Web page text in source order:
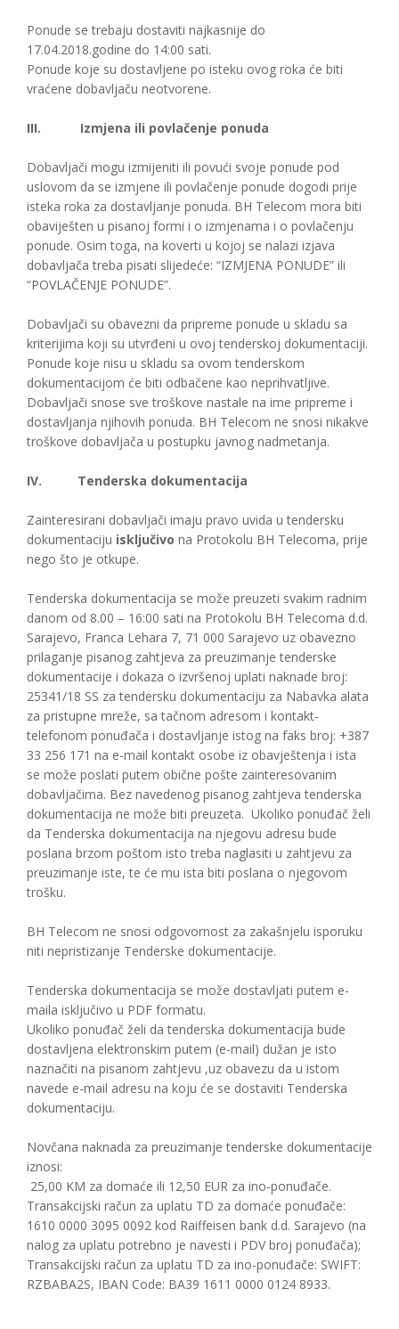
Ponude se trebaju dostaviti najkasnije do
17.04.2018.godine do 14:00 sati.
Ponude koje su dostavljene po isteku ovog roka će biti
vraćene dobavljaču neotvorene.
III. Izmjena ili povlačenje ponuda
Dobavljači mogu izmijeniti ili povući svoje ponude pod
uslovom da se izmjene ili povlačenje ponude dogodi prije
isteka roka za dostavljanje ponuda. BH Telecom mora biti
obaviješten u pisanoj formi i o izmjenama i o povlačenju
ponude. Osim toga, na koverti u kojoj se nalazi izjava
dobavljača treba pisati slijedeće: “IZMJENA PONUDE” ili
“POVLAČENJE PONUDE”.
Dobavljači su obavezni da pripreme ponude u skladu sa
kriterijima koji su utvrđeni u ovoj tenderskoj dokumentaciji.
Ponude koje nisu u skladu sa ovom tenderskom
dokumentacijom će biti odbačene kao neprihvatljive.
Dobavljači snose sve troškove nastale na ime pripreme i
dostavljanja njihovih ponuda. BH Telecom ne snosi nikakve
troškove dobavljača u postupku javnog nadmetanja.
IV. Tenderska dokumentacija
Zainteresirani dobavljači imaju pravo uvida u tendersku
dokumentaciju isključivo na Protokolu BH Telecoma, prije
nego što je otkupe.
Tenderska dokumentacija se može preuzeti svakim radnim
danom od 8.00 – 16:00 sati na Protokolu BH Telecoma d.d.
Sarajevo, Franca Lehara 7, 71 000 Sarajevo uz obavezno
prilaganje pisanog zahtjeva za preuzimanje tenderske
dokumentacije i dokaza o izvršenoj uplati naknade broj:
25341/18 SS za tendersku dokumentaciju za Nabavka alata
za pristupne mreže, sa tačnom adresom i kontakt-
telefonom ponuđača i dostavljanje istog na faks broj: +387
33 256 171 na e-mail kontakt osobe iz obavještenja i ista
se može poslati putem obične pošte zainteresovanim
dobavljačima. Bez navedenog pisanog zahtjeva tenderska
dokumentacija ne može biti preuzeta. Ukoliko ponuđač želi
da Tenderska dokumentacija na njegovu adresu bude
poslana brzom poštom isto treba naglasiti u zahtjevu za
preuzimanje iste, te će mu ista biti poslana o njegovom
trošku.
BH Telecom ne snosi odgovornost za zakašnjelu isporuku
niti nepristizanje Tenderske dokumentacije.
Tenderska dokumentacija se može dostavljati putem e-
maila isključivo u PDF formatu.
Ukoliko ponuđač želi da tenderska dokumentacija bude
dostavljena elektronskim putem (e-mail) dužan je isto
naznačiti na pisanom zahtjevu ,uz obavezu da u istom
navede e-mail adresu na koju će se dostaviti Tenderska
dokumentaciju.
Novčana naknada za preuzimanje tenderske dokumentacije
iznosi:
25,00 KM za domaće ili 12,50 EUR za ino-ponuđače.
Transakcijski račun za uplatu TD za domaće ponuđače:
1610 0000 3095 0092 kod Raiffeisen bank d.d. Sarajevo (na
nalog za uplatu potrebno je navesti i PDV broj ponuđača);
Transakcijski račun za uplatu TD za ino-ponuđače: SWIFT:
RZBABA2S, IBAN Code: BA39 1611 0000 0124 8933.